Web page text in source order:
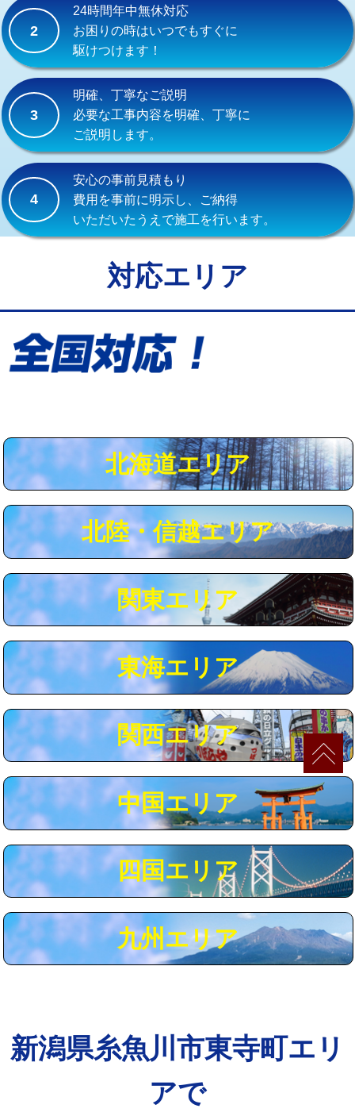
交換・取付(排水栓・排水トラップ
（P/S/ポップアップ））
交換・取付（その他部品）
持込商品取付（単水栓）
持込商品取付（混合水栓） 16,500円
持込商品取付（浄水器・分岐水栓） 16,500円
給水管工事※（ホール加工)
給水管工事※（バンド止め) 3,300円
給水管工事※（保温材使用（バンド止
5,500円
給水管工事※（土の掘削・埋め戻し作
業)
用（追加）/3ｍ超え)
給水管工事※（ライニング鋼管・銅
44,000円
給水管工事※（ライニング鋼管・銅
管・ポリ管・HT管使用/3ｍ超え)
+8,800円
マス交換（土の掘削・埋め戻し作業） 11,000円~
マス交換（深さ50㎝未満） 55,000円
マス交換（深さ50㎝以上） 66,000円
コンクリート斫り（厚さ10㎝まで） 27,500円
コンクリート斫り（厚さ10㎝超え） 38,500円
モルタル補修（厚さ10㎝まで） 27,500円
追加人工 16,500円
※給水管工事は20mmまでの価格です。
2
24時間年中無休対応
お困りの時はいつでもすぐに
駆けつけます！
3
明確、丁寧なご説明
必要な工事内容を明確、丁寧に
ご説明します。
4
安心の事前見積もり
費用を事前に明示し、ご納得
いただいたうえで施工を行います。
対応エリア
北海道エリア
北陸・信越エリア
関東エリア
東海エリア
関西エリア
中国エリア
四国エリア
九州エリア
新潟県糸魚川市東寺町エリ
アで